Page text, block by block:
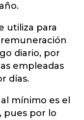
utiliza para
diario, por
empleadas
días.
mínimo es el
pues por lo